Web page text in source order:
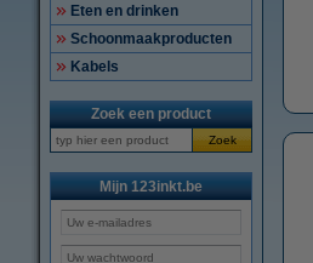
Eten en drinken
Schoonmaakproducten
Kabels
Zoek een product
Zoek
Mijn 123inkt.be